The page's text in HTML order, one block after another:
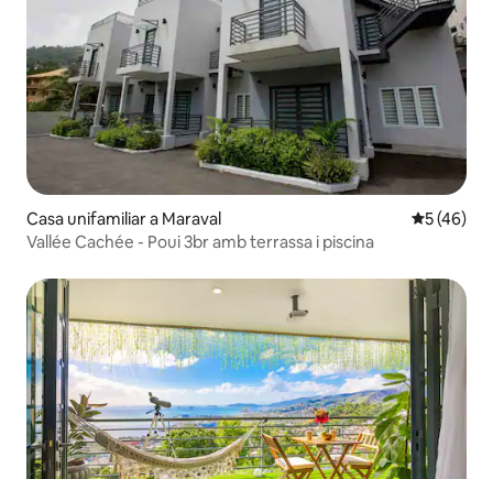
Casa unifamiliar a Maraval 5 de
5 (46)
Vallée Cachée - Poui 3br amb terrassa i piscina